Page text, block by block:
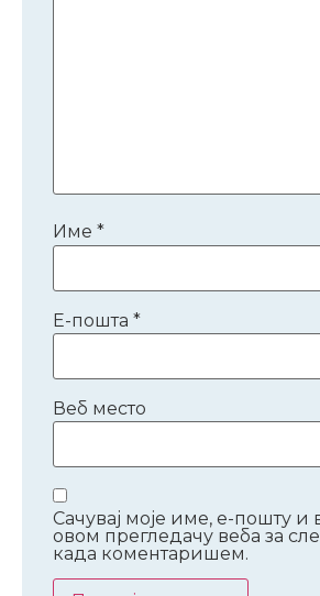
Име *
Е-пошта *
Веб место
Сачувај моје име, е-пошту и
овом прегледачу веба за
када коментаришем.